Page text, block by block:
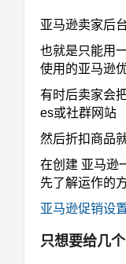
亚马逊卖家后
也就是只能用
使用的亚马逊
有时后卖家会
es或社群网站
然后折扣商品
在创建 亚马逊
先了解运作的
亚马逊促销设
只想要给几